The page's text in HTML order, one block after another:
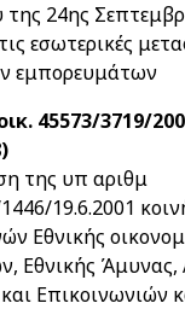
24ης
εσωτερικές
εμπορευμάτων
45573/3719/
της υπ αριθμ
19.6.2001
Εθνικής
Εθνικής
Επικοινωνιών